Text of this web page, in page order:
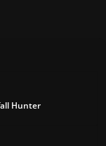
Hunter